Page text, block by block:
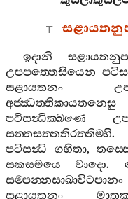
ඉදානි
උපපත‍්තෙසියෙන
සළායතනං
අජ‍්ඣත‍්තිකායතනෙසු
පටිසන්‍ධික‍්ඛණෙ
සත‍්තසත‍්තතිරත‍්තිම‍්හි.
පටිසන්‍ධි
ගහිතා,
සකසමයෙ
වාදො.
සම‍්පන‍්නසාඛාවිටපානං
සළායතනං